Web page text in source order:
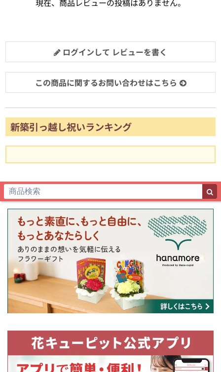
ログインして レビューを書く
この商品に関するお問い合わせはこちら
新築引っ越し祝いランキング